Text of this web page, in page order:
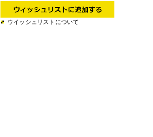
ウイッシュリストについて